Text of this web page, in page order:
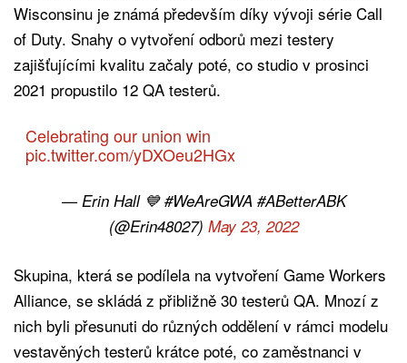
Wisconsinu je známá především díky vývoji série Call
of Duty. Snahy o vytvoření odborů mezi testery
zajišťujícími kvalitu začaly poté, co studio v prosinci
2021 propustilo 12 QA testerů.
Celebrating our union win
pic.twitter.com/yDXOeu2HGx
— Erin Hall 💙 #WeAreGWA #ABetterABK
(@Erin48027) May 23, 2022
Skupina, která se podílela na vytvoření Game Workers
Alliance, se skládá z přibližně 30 testerů QA. Mnozí z
nich byli přesunuti do různých oddělení v rámci modelu
vestavěných testerů krátce poté, co zaměstnanci v